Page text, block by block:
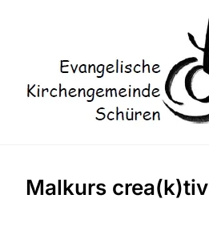
Malkurs crea(k)tiv